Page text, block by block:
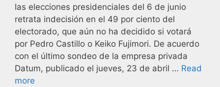
las elecciones presidenciales del 6 de junio
retrata indecisión en el 49 por ciento del
electorado, que aún no ha decidido si votará
por Pedro Castillo o Keiko Fujimori. De acuerdo
con el último sondeo de la empresa privada
Datum, publicado el jueves, 23 de abril … Read
more